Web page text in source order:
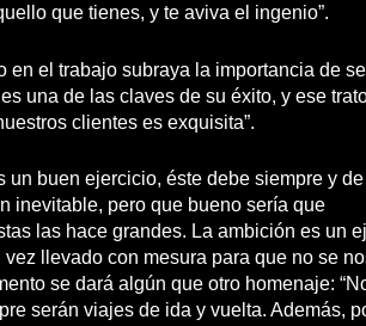
que tienes, y te aviva el ingenio”.
en el trabajo subraya la importancia de
una de las claves de su éxito, y ese
clientes es exquisita”.
buen ejercicio, éste debe siempre y de
inevitable, pero que bueno sería que
las hace grandes. La ambición es un
llevado con mesura para que no se
se dará algún que otro homenaje:
serán viajes de ida y vuelta. Además,